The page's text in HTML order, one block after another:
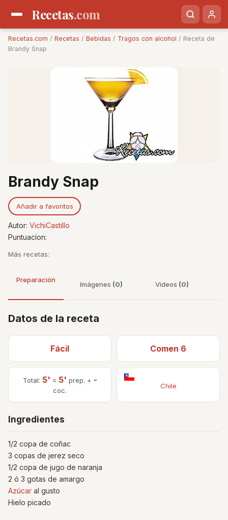
Recetas.com
Recetas.com / Recetas / Bebidas / Tragos con alcohol / Receta de
Brandy Snap
Brandy Snap
Añadir a favoritos
Autor: VichiCastillo
Puntuacíon:
Más recetas:
Preparación
Imágenes (0) Videos (0)
Datos de la receta
Fácil Comen 6
Total: 5' = 5' prep. + -
coc.
Chile
Ingredientes
1/2 copa de coñac
3 copas de jerez seco
1/2 copa de jugo de naranja
2 ó 3 gotas de amargo
Azúcar al gusto
Hielo picado